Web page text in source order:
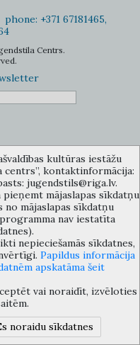
phone: +371 67181465,
Centrs.
Council (phone: 67026859,
functions of a contact point in
protection and
about possible conflicts of
in the Department or its
kultūras iestāžu
centrs”, kontaktinformācija:
jugendstils@riga.lv.
mājaslapas sīkdatņu
mājaslapas sīkdatņu
nav iestatīta
nepieciešamās sīkdatnes,
Papildus informācija
apskatāma šeit
vai noraidīt, izvēloties
noraidu sīkdatnes